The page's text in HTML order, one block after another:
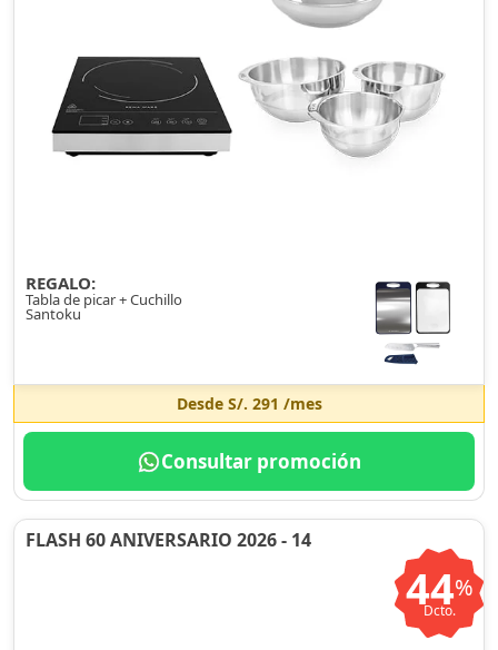
REGALO:
Tabla de picar + Cuchillo
Santoku
Desde S/. 291 /mes
Consultar promoción
FLASH 60 ANIVERSARIO 2026 - 14
44%
Dcto.